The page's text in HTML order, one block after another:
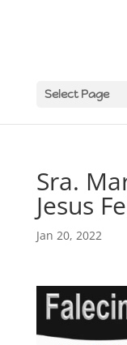
Select Page
Sra.
Jesus
Jan 20, 2022